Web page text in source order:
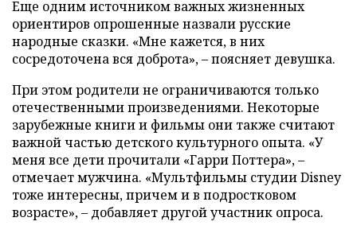
Еще одним источником важных жизненных
ориентиров опрошенные назвали русские
народные сказки. «Мне кажется, в них
сосредоточена вся доброта», – поясняет девушка.
При этом родители не ограничиваются только
отечественными произведениями. Некоторые
зарубежные книги и фильмы они также считают
важной частью детского культурного опыта. «У
меня все дети прочитали «Гарри Поттера», –
отмечает мужчина. «Мультфильмы студии Disney
тоже интересны, причем и в подростковом
возрасте», – добавляет другой участник опроса.